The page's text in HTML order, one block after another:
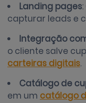
Landing pages
capturar leads e
Integração
o cliente salve
carteiras digitais.
Catálogo de
em um catálogo